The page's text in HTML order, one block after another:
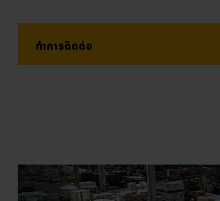
ทำการติดต่อ